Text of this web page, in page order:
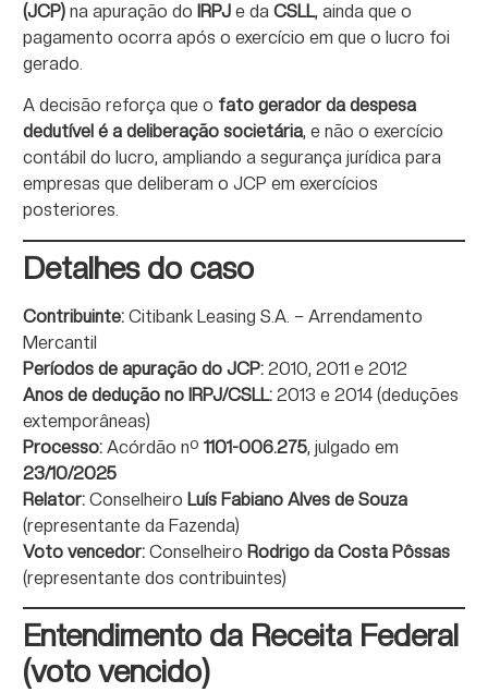
(JCP) na apuração do IRPJ e da CSLL, ainda que o
pagamento ocorra após o exercício em que o lucro foi
gerado.
A decisão reforça que o fato gerador da despesa
dedutível é a deliberação societária, e não o exercício
contábil do lucro, ampliando a segurança jurídica para
empresas que deliberam o JCP em exercícios
posteriores.
Detalhes do caso
Contribuinte: Citibank Leasing S.A. – Arrendamento
Mercantil
Períodos de apuração do JCP: 2010, 2011 e 2012
Anos de dedução no IRPJ/CSLL: 2013 e 2014 (deduções
extemporâneas)
Processo: Acórdão nº 1101-006.275, julgado em
23/10/2025
Relator: Conselheiro Luís Fabiano Alves de Souza
(representante da Fazenda)
Voto vencedor: Conselheiro Rodrigo da Costa Pôssas
(representante dos contribuintes)
Entendimento da Receita Federal
(voto vencido)